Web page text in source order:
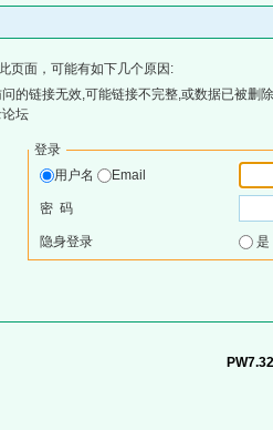
页面，可能有如下几个原因:
的链接无效,可能链接不完整,或数据已被删
坛
登录
用户名
Email
密 码
隐身登录